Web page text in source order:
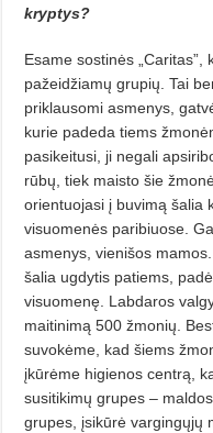
kryptys?
Esame sostinės
pažeidžiamų grupių. Tai
priklausomi asmenys,
kurie padeda tiems
pasikeitusi, ji negali
rūbų, tiek maisto šie
orientuojasi į buvimą šalia
visuomenės paribiuose.
asmenys, vienišos
šalia ugdytis patiems,
visuomenę. Labdaros
maitinimą 500 žmonių.
suvokėme, kad šiems
įkūrėme higienos centrą,
susitikimų grupes –
grupes, įsikūrė vargingųjų